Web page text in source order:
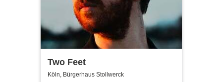
Two Feet
Köln, Bürgerhaus Stollwerck